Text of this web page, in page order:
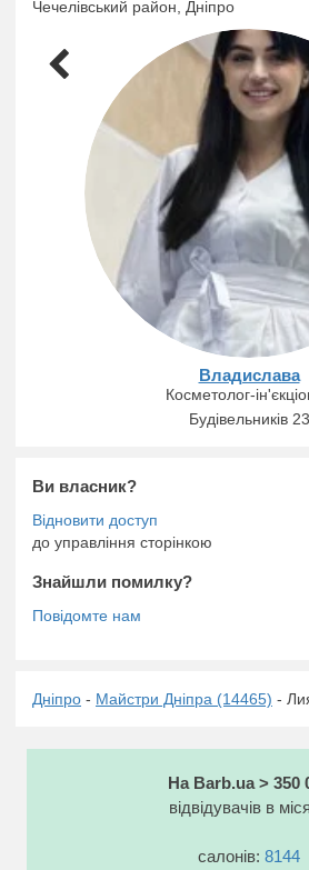
Чечелівський район, Дніпро
Владислава
Косметолог-
Будівельників 23
Ви власник?
до управління сторінкою
Знайшли помилку?
Дніпро - Майстри Дніпра (14465) -
На Barb.ua > 350
відвідувачів в
салонів: 8144